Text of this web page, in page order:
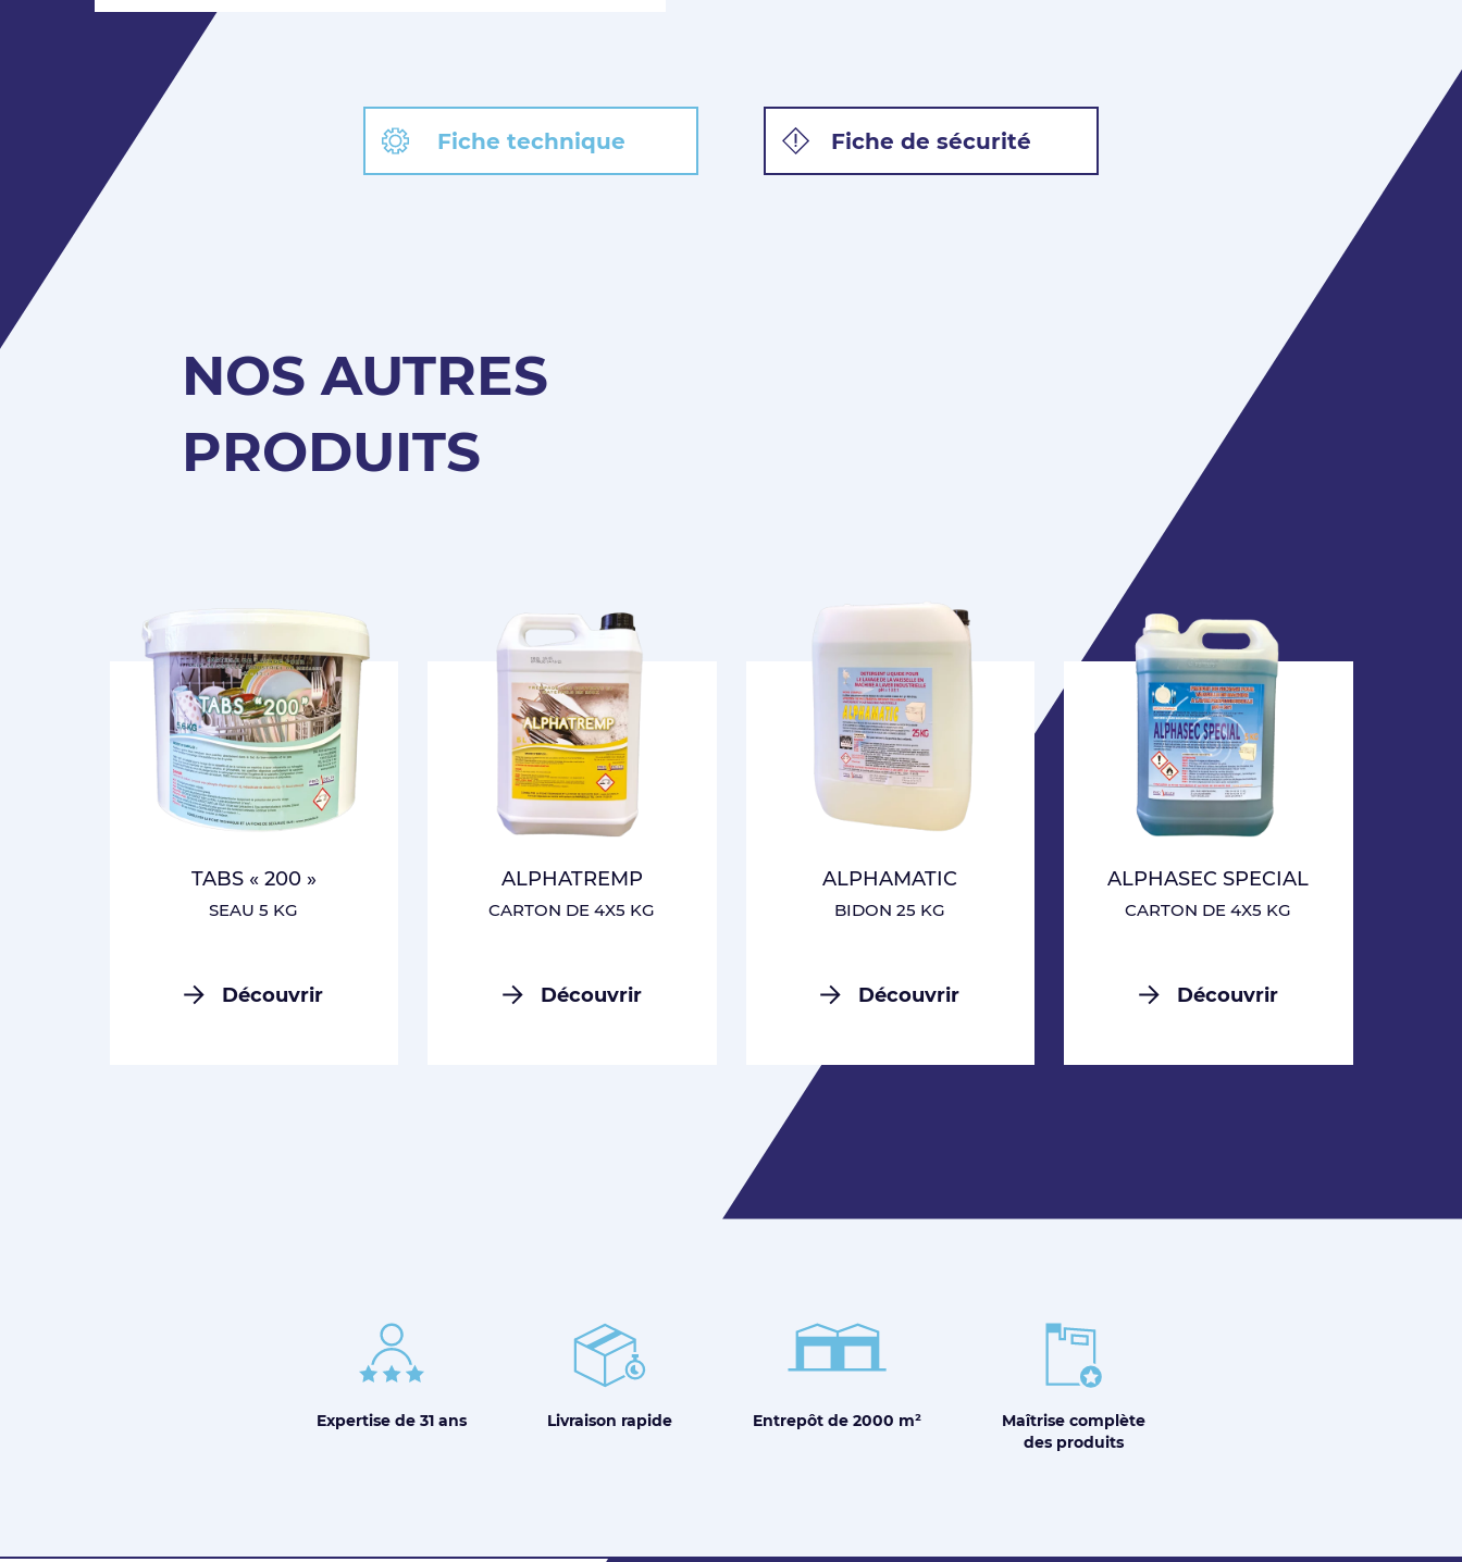
Fiche technique Fiche de sécurité
NOS AUTRES
PRODUITS
TABS « 200 »
SEAU 5 KG
Découvrir
ALPHATREMP
CARTON DE 4X5 KG
Découvrir
ALPHAMATIC
BIDON 25 KG
Découvrir
ALPHASEC SPECIAL
CARTON DE 4X5 KG
Découvrir
Expertise de 31 ans Livraison rapide Entrepôt de 2000 m² Maîtrise complète
des produits